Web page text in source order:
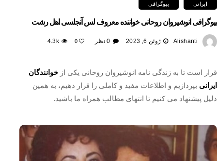
ایرانی بیوگرافی
بیوگرافی انوشیروان روحانی خواننده معروف لس آنجلسی اهل رشت
Alishanti ژوئن 6, 2023 0 نظر 0
4.3k
قرار است تا به زندگی نامه انوشیروان روحانی یکی از خوانندگان
ایرانی بپردازیم و اطلاعات مفید و کاملی را قرار دهیم، به همین
دلیل پیشنهاد می کنیم تا انتهای مطالب همراه ما باشید.